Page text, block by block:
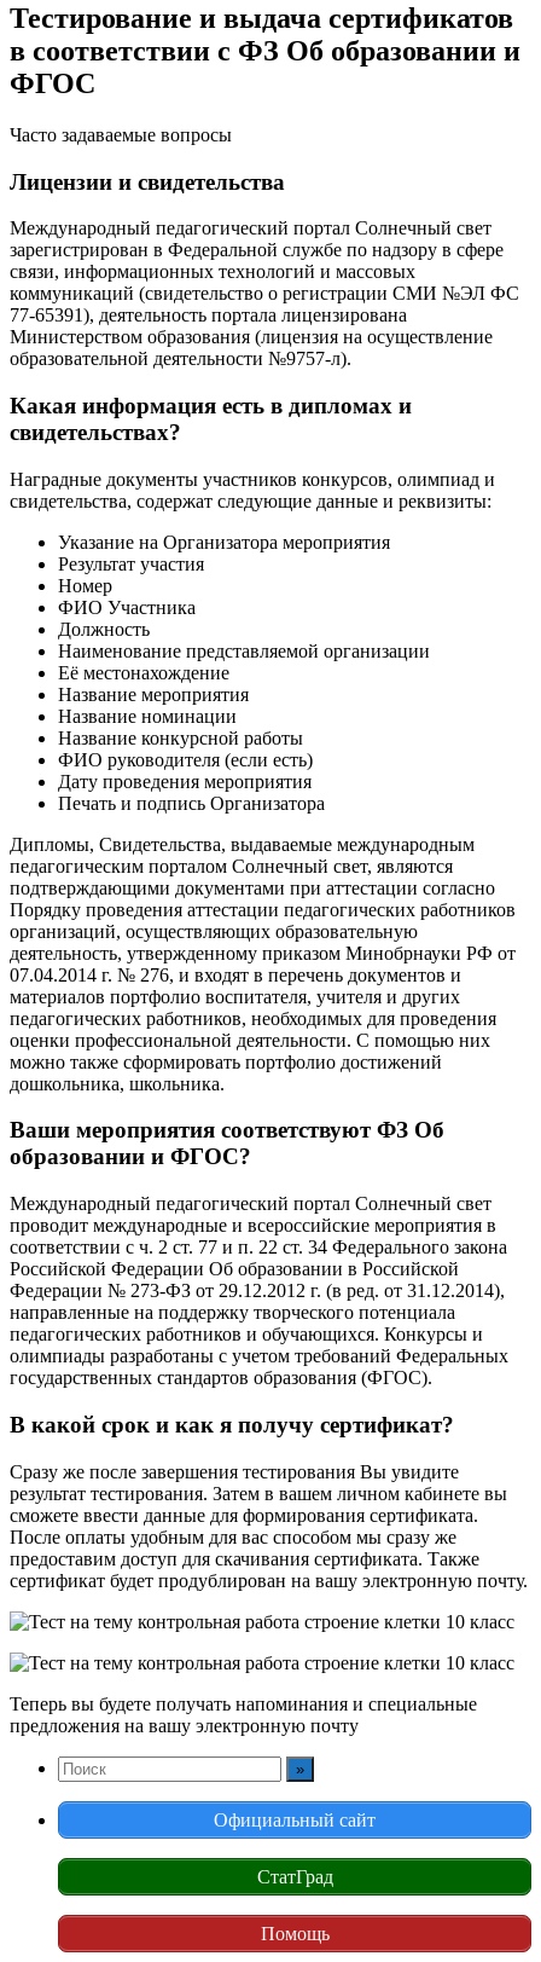
Тестирование и выдача сертификатов
в соответствии с ФЗ Об образовании и
ФГОС
Часто задаваемые вопросы
Лицензии и свидетельства
Международный педагогический портал Солнечный свет
зарегистрирован в Федеральной службе по надзору в сфере
связи, информационных технологий и массовых
коммуникаций (свидетельство о регистрации СМИ №ЭЛ ФС
77-65391), деятельность портала лицензирована
Министерством образования (лицензия на осуществление
образовательной деятельности №9757-л).
Какая информация есть в дипломах и
свидетельствах?
Наградные документы участников конкурсов, олимпиад и
свидетельства, содержат следующие данные и реквизиты:
Указание на Организатора мероприятия
Результат участия
Номер
ФИО Участника
Должность
Наименование представляемой организации
Её местонахождение
Название мероприятия
Название номинации
Название конкурсной работы
ФИО руководителя (если есть)
Дату проведения мероприятия
Печать и подпись Организатора
Дипломы, Свидетельства, выдаваемые международным
педагогическим порталом Солнечный свет, являются
подтверждающими документами при аттестации согласно
Порядку проведения аттестации педагогических работников
организаций, осуществляющих образовательную
деятельность, утвержденному приказом Минобрнауки РФ от
07.04.2014 г. № 276, и входят в перечень документов и
материалов портфолио воспитателя, учителя и других
педагогических работников, необходимых для проведения
оценки профессиональной деятельности. С помощью них
можно также сформировать портфолио достижений
дошкольника, школьника.
Ваши мероприятия соответствуют ФЗ Об
образовании и ФГОС?
Международный педагогический портал Солнечный свет
проводит международные и всероссийские мероприятия в
соответствии с ч. 2 ст. 77 и п. 22 ст. 34 Федерального закона
Российской Федерации Об образовании в Российской
Федерации № 273-ФЗ от 29.12.2012 г. (в ред. от 31.12.2014),
направленные на поддержку творческого потенциала
педагогических работников и обучающихся. Конкурсы и
олимпиады разработаны с учетом требований Федеральных
государственных стандартов образования (ФГОС).
В какой срок и как я получу сертификат?
Сразу же после завершения тестирования Вы увидите
результат тестирования. Затем в вашем личном кабинете вы
сможете ввести данные для формирования сертификата.
После оплаты удобным для вас способом мы сразу же
предоставим доступ для скачивания сертификата. Также
сертификат будет продублирован на вашу электронную почту.
Теперь вы будете получать напоминания и специальные
предложения на вашу электронную почту
Официальный сайт
СтатГрад
Помощь